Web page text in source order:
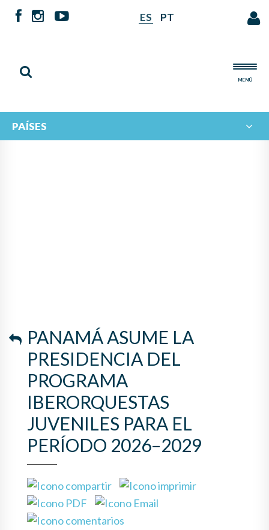
ES PT
MENÚ
PAÍSES
PANAMÁ ASUME LA
PRESIDENCIA DEL
PROGRAMA
IBERORQUESTAS
JUVENILES PARA EL
PERÍODO 2026–2029